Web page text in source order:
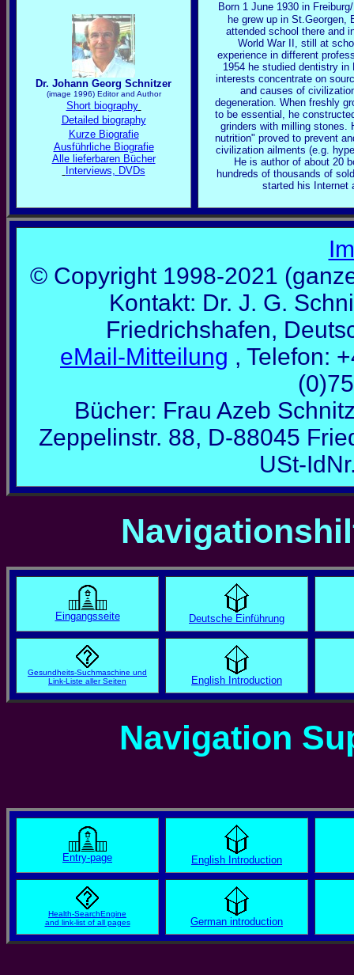
Dr. Johann Georg Schnitzer
(image 1996) Editor and Author
Short biography
Detailed biography
Kurze Biografie
Ausführliche Biografie
Alle lieferbaren Bücher
Interviews, DVDs
Born 1 June 1930 in
he grew up in St.Georgen,
attended school there and
World War II, still at
experience in different
1954 he studied dentistry in
interests concentrate on
and causes of
degeneration. When freshly
to be essential, he
grinders with milling stones.
nutrition" proved to prevent
civilization ailments (e.g.
He is author of about 20
hundreds of thousands of
started his Internet
© Copyright 1998-2021
Kontakt: Dr. J. G.
Friedrichshafen,
eMail-Mitteilung , Telefon:
Bücher: Frau Azeb
Zeppelinstr. 88, D-88045
USt-
Eingangsseite Deutsche Einführung
Gesundheits-Suchmaschine und
Link-Liste aller Seiten
English Introduction
Navigation
Entry-page English Introduction
Health-SearchEngine
and link-list of all pages
German introduction